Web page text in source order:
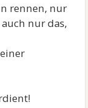
rennen, nur
nur das,